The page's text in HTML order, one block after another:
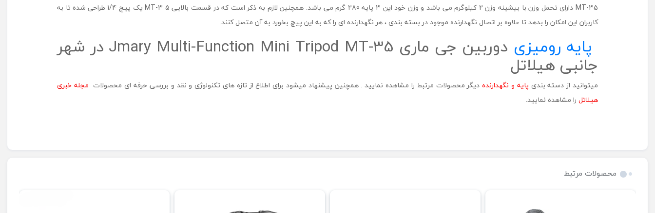
MT-35 دارای تحمل وزن با بیشینه وزن 2 کیلوگرم می باشد و وزن خود این 3 پایه 280 گرم می باشد. همچنین لازم به ذکر است که در قسمت بالایی MT-3 5 یک پیچ 1/4 طراحی شده تا به
کاربران این امکان را بدهد تا علاوه بر اتصال نگهدارنده موجود در بسته بندی ، هر نگهدارنده ای را که به این پیچ بخورد به آن متصل کنند.
پایه رومیزی دوربین جی ماری Jmary Multi-Function Mini Tripod MT-35 در شهر
جانبی هیلاتل
میتوانید از دسته بندی پایه و نگهدارندهدیگر محصولات مرتبط را مشاهده نمایید . همچنین پیشنهاد میشود برای اطلاع از تازه های تکنولوژی و نقد و بررسی حرفه ای محصولات مجله خبری
هیلاتل را مشاهده نمایید.
محصولات مرتبط